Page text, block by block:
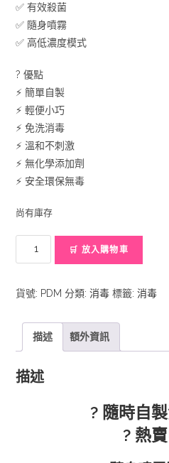
✅ 有效殺菌
✅ 隨身噴霧
✅ 高低濃度模式
? 優點
⚡ 簡單自製
⚡ 輕便小巧
⚡ 免洗消毒
⚡ 溫和不刺激
⚡ 無化學添加劑
⚡ 安全環保無毒
尚有庫存
身
霧
機
數
量
🛒 放入購物車
貨號: PDM 分類:消毒 標籤:消毒
描述 額外資訊
描述
? 隨時自
? 熱